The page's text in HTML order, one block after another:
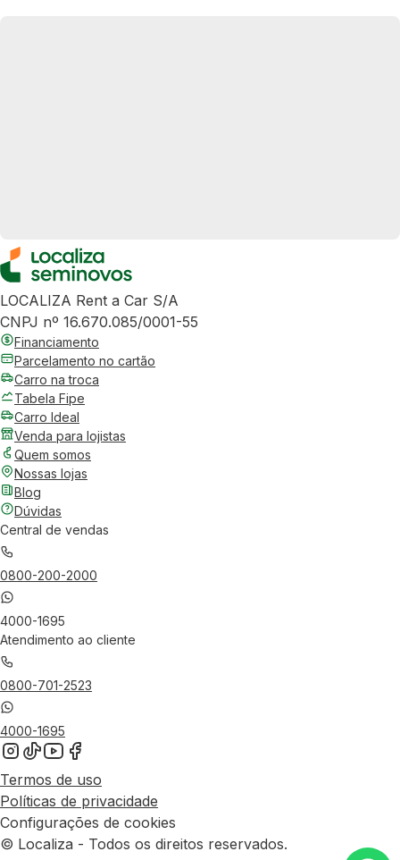
LOCALIZA Rent a Car S/A
CNPJ nº 16.670.085/0001-55
Financiamento
Parcelamento no cartão
Carro na troca
Tabela Fipe
Carro Ideal
Venda para lojistas
Quem somos
Nossas lojas
Blog
Dúvidas
Central de vendas
0800-200-2000
4000-1695
Atendimento ao cliente
0800-701-2523
4000-1695
Termos de uso
Políticas de privacidade
Configurações de cookies
© Localiza - Todos os direitos reservados.